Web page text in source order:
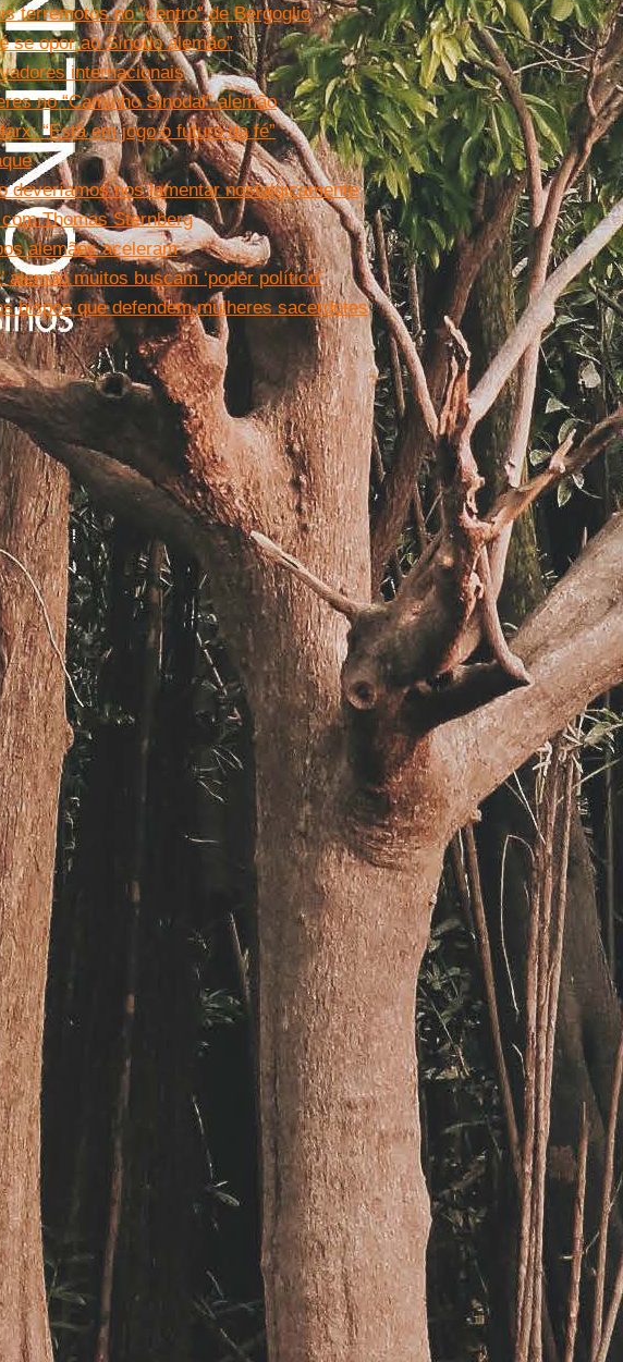
terremotos no “centro” de Bergoglio
se opor ao Sínodo alemão”
internacionais
no “Caminho Sinodal” alemão
“Está em jogo o futuro da fé”
deveríamos nos lamentar nostalgicamente
Thomas Sternberg
alemães aceleram
muitos buscam ‘poder político’
bispos que defendem mulheres sacerdotes